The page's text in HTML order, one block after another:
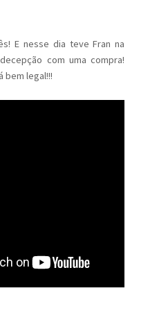
E nesse dia teve Fran na
com uma compra!
bem legal!!!